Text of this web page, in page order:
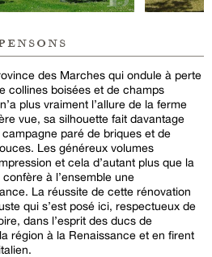
des Marches qui ondule à perte
collines boisées et de champs
plus vraiment l’allure de la ferme
vue, sa silhouette fait davantage
paré de briques et de
Les généreux volumes
et cela d’autant plus que la
à l’ensemble une
La réussite de cette rénovation
qui s’est posé ici, respectueux de
dans l’esprit des ducs de
région à la Renaissance et en firent